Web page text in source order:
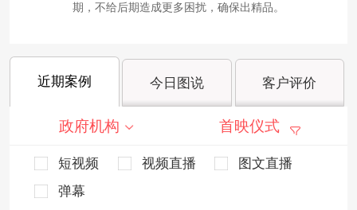
期，不给后期造成更多困扰，确保出精品。
近期案例 今日图说 客户评价
政府机构 首映仪式
短视频 视频直播
图文直播
弹幕